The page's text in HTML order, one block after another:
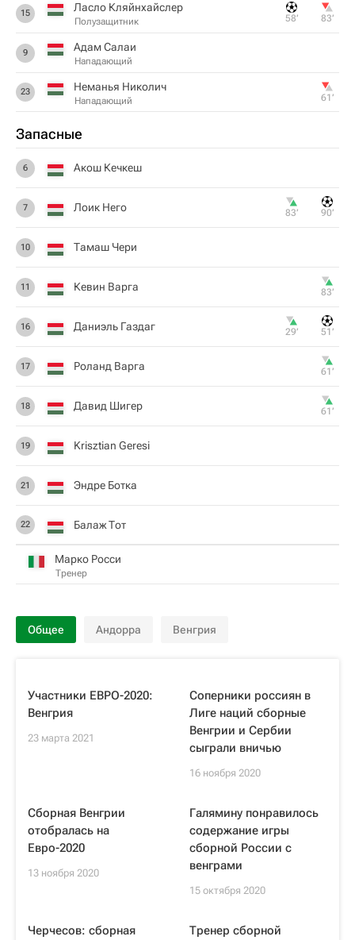
15 Ласло Кляйнхайслер
Полузащитник 58‎’‎ 83‎’‎
9 Адам Салаи
Нападающий
23 Неманья Николич
Нападающий 61‎’‎
Запасные
6 Акош Кечкеш
7 Лоик Него 83‎’‎ 90‎’‎
10 Тамаш Чери
11 Кевин Варга 83‎’‎
16 Даниэль Газдаг 29‎’‎ 51‎’‎
17 Роланд Варга 61‎’‎
18 Давид Шигер 61‎’‎
19 Krisztian Geresi
21 Эндре Ботка
22 Балаж Тот
Марко Росси
Тренер
Общее Андорра Венгрия
Участники ЕВРО-2020:
Венгрия
23 марта 2021
Соперники россиян в
Лиге наций сборные
Венгрии и Сербии
сыграли вничью
16 ноября 2020
Сборная Венгрии
отобралась на
Евро-2020
13 ноября 2020
Галямину понравилось
содержание игры
сборной России с
венграми
15 октября 2020
Черчесов: сборная
Тренер сборной